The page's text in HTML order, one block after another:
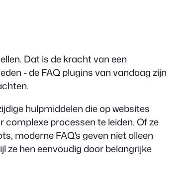
Dat is de kracht van een
- de FAQ plugins van vandaag zijn
hulpmiddelen die op websites
processen te leiden. Of ze
moderne FAQ's geven niet alleen
ze hen eenvoudig door belangrijke